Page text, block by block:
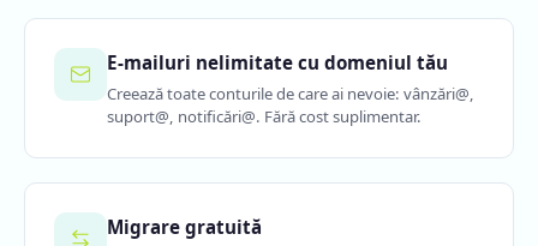
E-mailuri nelimitate cu domeniul tău
Creează toate conturile de care ai nevoie: vânzări@,
suport@, notificări@. Fără cost suplimentar.
Migrare gratuită